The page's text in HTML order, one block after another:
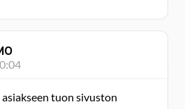
tuon sivuston